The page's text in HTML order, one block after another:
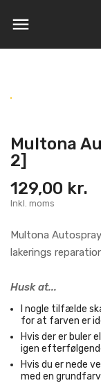

Multona
2]
129,00 kr.
Inkl. moms
Multona
lakerings
Husk at...
I nogle tilfælde
for at farven er
Hvis der er buler
igen
Hvis du er nede
med en